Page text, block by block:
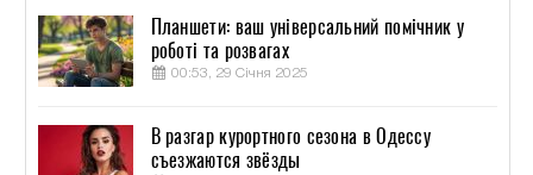
Планшети: ваш універсальний помічник у
роботі та розвагах
00:53, 29 Січня 2025
В разгар курортного сезона в Одессу
съезжаются звёзды